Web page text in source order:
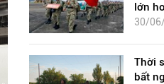
lớn
30/
Thời
bất